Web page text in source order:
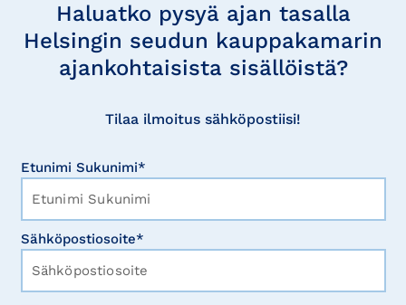
Haluatko pysyä ajan tasalla
Helsingin seudun kauppakamarin
ajankohtaisista sisällöistä?
Tilaa ilmoitus sähköpostiisi!
Etunimi Sukunimi*
Sähköpostiosoite*